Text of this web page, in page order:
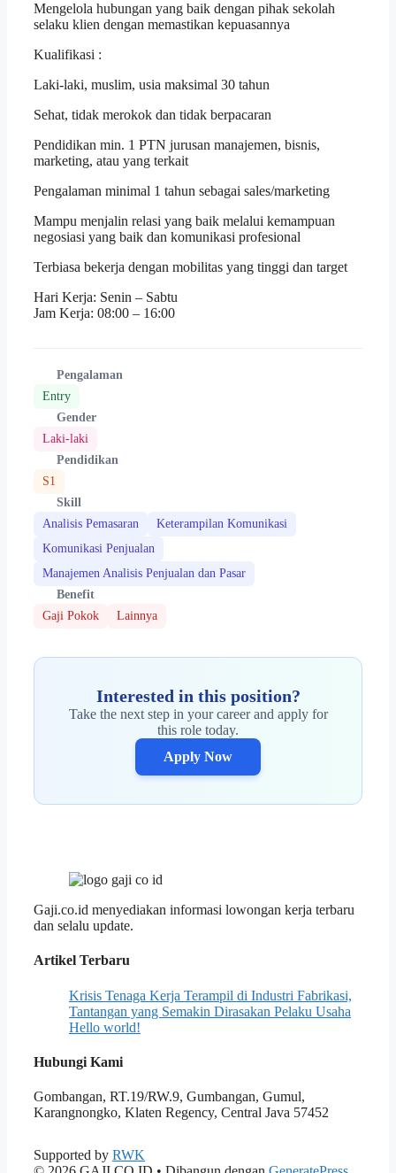
Mengelola hubungan yang baik dengan pihak sekolah
selaku klien dengan memastikan kepuasannya
Kualifikasi :
Laki-laki, muslim, usia maksimal 30 tahun
Sehat, tidak merokok dan tidak berpacaran
Pendidikan min. 1 PTN jurusan manajemen, bisnis,
marketing, atau yang terkait
Pengalaman minimal 1 tahun sebagai sales/marketing
Mampu menjalin relasi yang baik melalui kemampuan
negosiasi yang baik dan komunikasi profesional
Terbiasa bekerja dengan mobilitas yang tinggi dan target
Hari Kerja: Senin – Sabtu
Jam Kerja: 08:00 – 16:00
Pengalaman
Entry
Gender
Laki-laki
Pendidikan
S1
Skill
Analisis Pemasaran
Keterampilan Komunikasi
Komunikasi Penjualan
Manajemen Analisis Penjualan dan Pasar
Benefit
Gaji Pokok
Lainnya
Interested in this position?
Take the next step in your career and apply for
this role today.
Apply Now
Gaji.co.id menyediakan informasi lowongan kerja terbaru
dan selalu update.
Artikel Terbaru
Krisis Tenaga Kerja Terampil di Industri Fabrikasi,
Tantangan yang Semakin Dirasakan Pelaku Usaha
Hello world!
Hubungi Kami
Gombangan, RT.19/RW.9, Gumbangan, Gumul,
Karangnongko, Klaten Regency, Central Java 57452
Supported by RWK